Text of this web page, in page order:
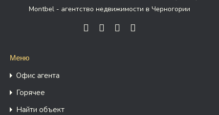
Montbel - агентство недвижимости в Черногории
Меню
Офис агента
Горячее
Найти объект